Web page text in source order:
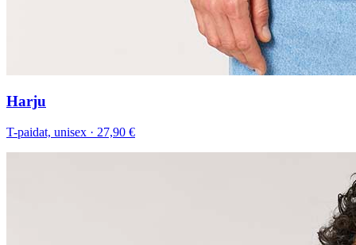
Harju
T-paidat, unisex · 27,90 €